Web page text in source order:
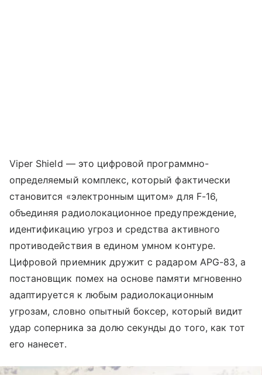
Viper Shield — это цифровой программно-
определяемый комплекс, который фактически
становится «электронным щитом» для F-16,
объединяя радиолокационное предупреждение,
идентификацию угроз и средства активного
противодействия в едином умном контуре.
Цифровой приемник дружит с радаром APG-83, а
постановщик помех на основе памяти мгновенно
адаптируется к любым радиолокационным
угрозам, словно опытный боксер, который видит
удар соперника за долю секунды до того, как тот
его нанесет.